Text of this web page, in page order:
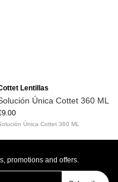
Lentillas
Única Cottet 360 ML
Única Cottet 360 ML
promotions and offers.